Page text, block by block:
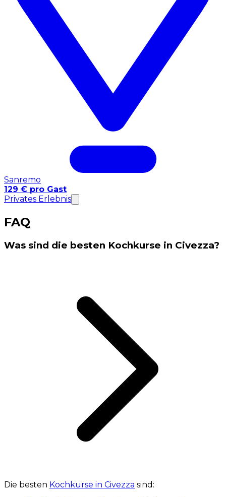
Sanremo
129 € pro Gast
Privates Erlebnis
FAQ
Was sind die besten Kochkurse in Civezza?
Die besten Kochkurse in Civezza sind: